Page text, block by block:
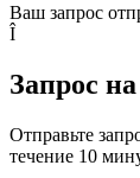
Ваш запрос
Î
Запрос
Отправьте
течение 10